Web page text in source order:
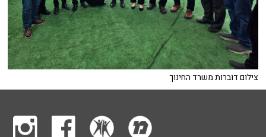
צילום דוברות משרד החינוך